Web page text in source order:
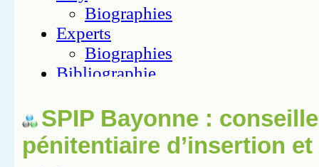
SPIP Bayonne :
pénitentiaire d’insertion